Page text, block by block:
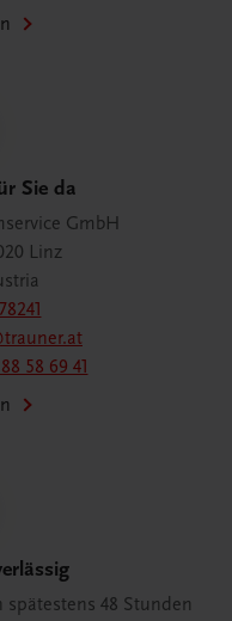
Sie da
GmbH
Linz
58 69 41
48 Stunden